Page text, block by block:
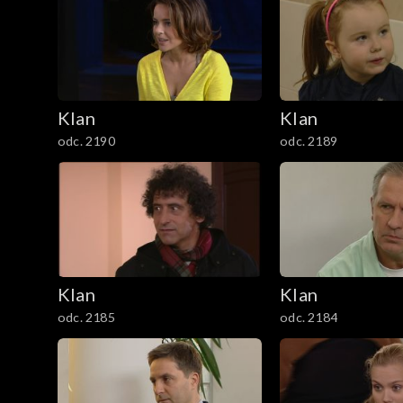
3801–3900
3701–3800
3601–3700
3301–3400
3201–3300
3101–3200
Klan
odc. 2190
Klan
odc. 2189
Klan
odc. 2185
Klan
odc. 2184